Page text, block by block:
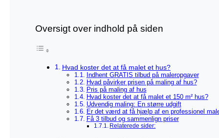
Oversigt over indhold på siden
Hvad koster det at få malet et hus?
Indhent GRATIS tilbud på maleropgaver
Hvad påvirker prisen på maling af hus?
Pris på maling af hus
Hvad koster det at få malet et 150 m² hus?
Udvendig maling: En større udgift
Er det værd at få hjælp af en professionel
Få 3 tilbud og sammenlign priser
Relaterede sider: